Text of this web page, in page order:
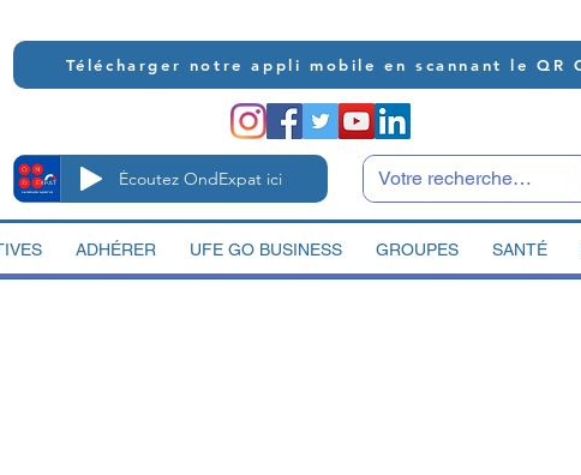
Télécharger notre appli mobile en scannant le QR
Écoutez OndExpat ici
ADHÉRER UFE GO BUSINESS GROUPES SANTÉ